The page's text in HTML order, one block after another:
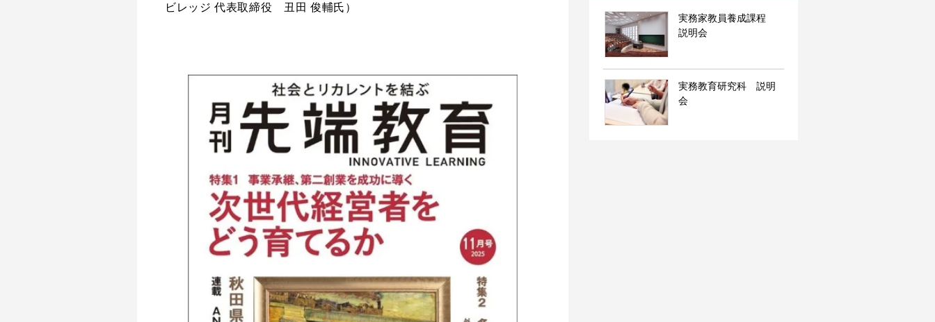
ビレッジ 代表取締役 丑田 俊輔氏）
実務家教員養成課程
説明会
実務教育研究科 説明
会